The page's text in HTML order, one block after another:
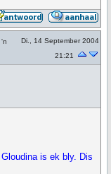
'n
Di., 14 September 2004
21:21
is ek bly. Dis